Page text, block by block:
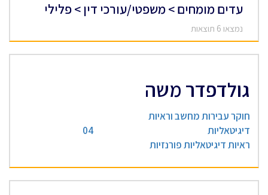
עדים מומחים > משפטי/עורכי דין > פלילי
נמצאו 6 תוצאות
גולדפדר משה
חוקר עבירות מחשב וראיות
דיגיטאליות
ראיות דיגיטאליות פורנזיות
04